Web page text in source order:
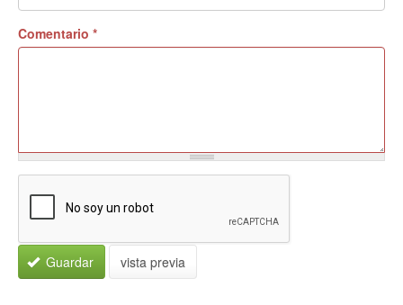
Comentario *
Guardar vista previa